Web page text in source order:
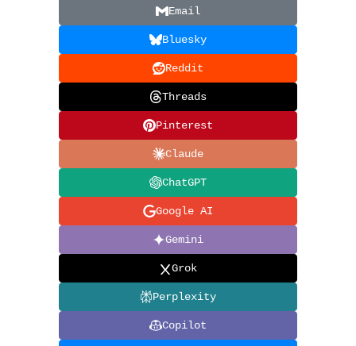
Email
Bluesky
Reddit
Threads
Pinterest
Claude
ChatGPT
Google AI
Gemini
Grok
Perplexity
Copilot